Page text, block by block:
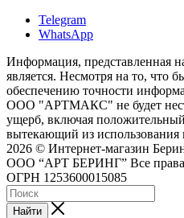
Telegram
WhatsApp
Информация, представленная
является. Несмотря на то, что
обеспечению точности
ООО "АРТМАКС" не будет
ущерб, включая
вытекающий из использования
2026 © Интернет-магазин
ООО “АРТ БЕРИНГ” Все
ОГРН 1253600015085
Найти